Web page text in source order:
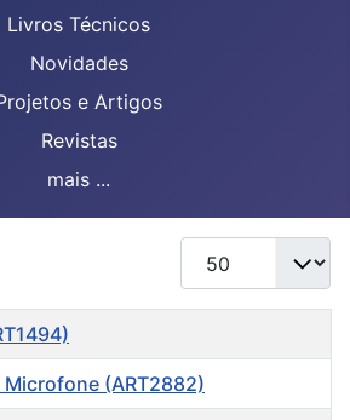
Livros Técnicos
Novidades
e Artigos
Revistas
mais ...
Mostrar #
(ART2882)